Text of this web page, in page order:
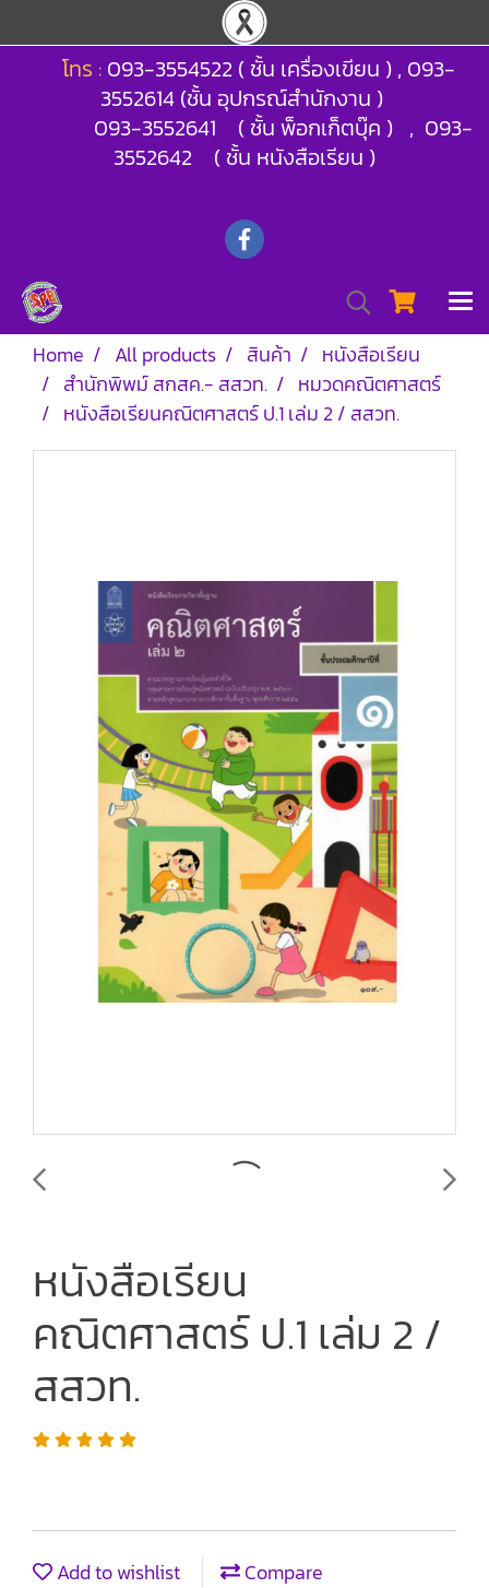
โทร : 093-3554522 ( ชั้น เครื่องเขียน ) , 093-
3552614 (ชั้น อุปกรณ์สำนักงาน )
093-3552641 ( ชั้น พ็อกเก็ตบุ๊ค ) , 093-
3552642 ( ชั้น หนังสือเรียน )
Home All products สินค้า
หนังสือเรียน
สำนักพิพม์ สกสค.- สสวท.
หมวดคณิตศาสตร์
หนังสือเรียนคณิตศาสตร์ ป.1 เล่ม 2 / สสวท.
หนังสือเรียน
คณิตศาสตร์ ป.1 เล่ม 2 /
สสวท.
Add to wishlist
Compare